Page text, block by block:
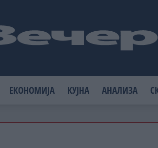
ЕКОНОМИЈА КУЈНА АНАЛИЗА